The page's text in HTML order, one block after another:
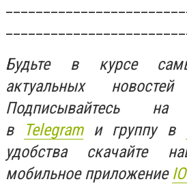
Будьте в курсе
актуальных
Подписывайтесь
в
Telegramи группу в
удобства скачайте
мобильное приложение